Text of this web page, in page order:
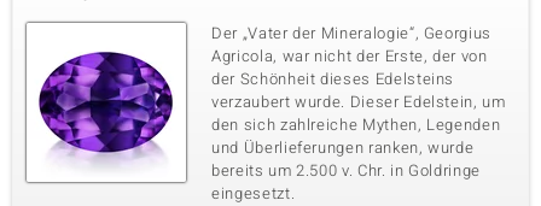
Der „Vater der Mineralogie“, Georgius
Agricola, war nicht der Erste, der von
der Schönheit dieses Edelsteins
verzaubert wurde. Dieser Edelstein, um
den sich zahlreiche Mythen, Legenden
und Überlieferungen ranken, wurde
bereits um 2.500 v. Chr. in Goldringe
eingesetzt.